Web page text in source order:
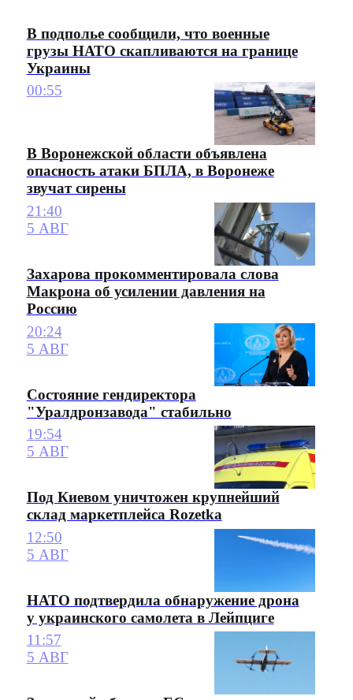
В подполье сообщили, что военные
грузы НАТО скапливаются на границе
Украины
00:55
В Воронежской области объявлена
опасность атаки БПЛА, в Воронеже
звучат сирены
21:40
5 АВГ
Захарова прокомментировала слова
Макрона об усилении давления на
Россию
20:24
5 АВГ
Состояние гендиректора
"Уралдронзавода" стабильно
19:54
5 АВГ
Под Киевом уничтожен крупнейший
склад маркетплейса Rozetka
12:50
5 АВГ
НАТО подтвердила обнаружение дрона
у украинского самолета в Лейпциге
11:57
5 АВГ